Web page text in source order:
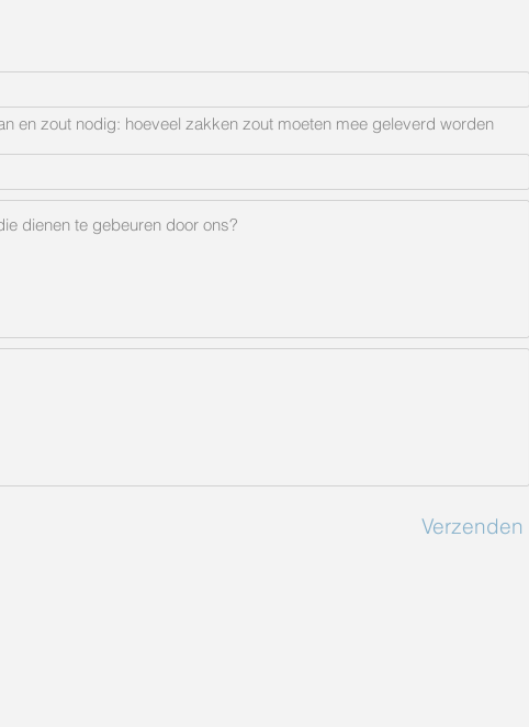
en zout nodig: hoeveel zakken zout moeten mee geleverd worden
Verzenden